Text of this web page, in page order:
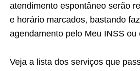
atendimento espontâneo serão
e horário marcados, bastando
agendamento pelo Meu INSS ou
Veja a lista dos serviços que